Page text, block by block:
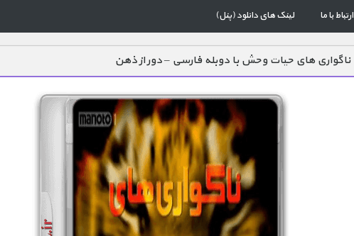
ارتباط با ما لینک های دانلود (پنل)
ناگواری های حیات وحش با دوبله فارسی – دور از ذهن